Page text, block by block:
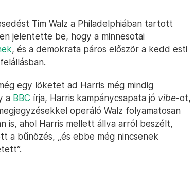
Tim Walz a Philadelphiában tartott
jelentette be, hogy a minnesotai
, és a demokrata páros először a kedd esti
egy löketet ad Harris még mindig
a BBC írja, Harris kampánycsapata jó vibe-ot,
operáló Walz folyamatosan
is, ahol Harris mellett állva arról beszélt,
a bűnözés, „és ebbe még nincsenek